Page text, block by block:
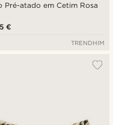
Pré-atado em Cetim Rosa
€
TRENDHIM